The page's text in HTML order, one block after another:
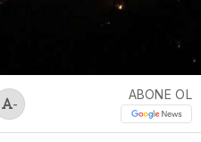
-
ABONE OL